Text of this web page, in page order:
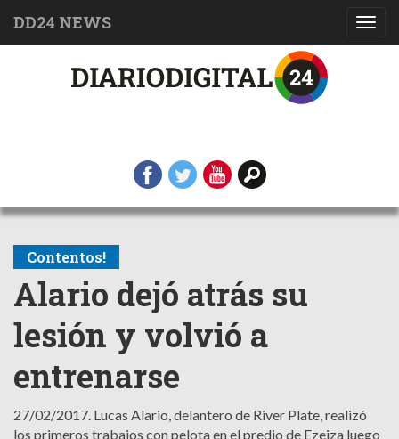
DD24 NEWS
Contentos!
Alario dejó atrás su
lesión y volvió a
entrenarse
27/02/2017. Lucas Alario, delantero de River Plate, realizó
los primeros trabajos con pelota en el predio de Ezeiza luego